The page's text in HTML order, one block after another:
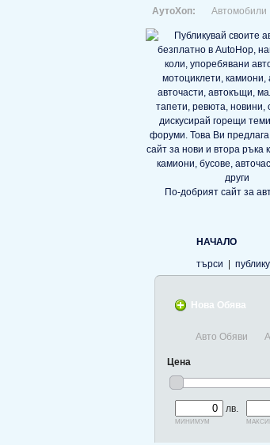
АутоХоп: Автомобили
По-добрият сайт за
НАЧАЛО
търси
Нова Обява
Авто Обяви
Цена
лв.
минимум